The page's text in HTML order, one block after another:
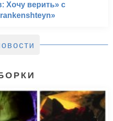
Хочу верить» с